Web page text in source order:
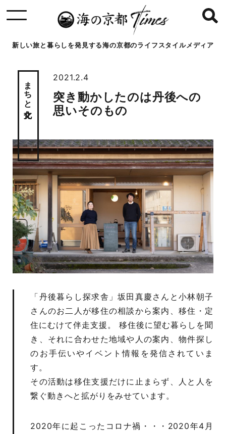
新しい旅と暮らしを発見する海の京都のライフスタイルメディア
突き動かしたのは丹後への
思いそのもの
2021.2.4
まちと文化
「丹後暮らし探求舎」坂田真慶さんと小林朝子
さんのお二人が移住の相談から案内、移住・定
住にむけて伴走支援。 移住後に望む暮らしを聞
き、それに合わせた地域や人の案内、物件探し
のお手伝いやイベント情報を発信されていま
す。
その活動は移住支援だけに止まらず、人と人を
繋ぐ動きへと拡がりをみせています。
2020年に起こったコロナ禍・・・2020年4月